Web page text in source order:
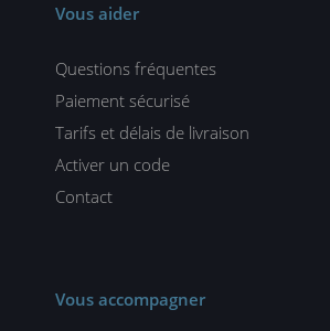
Vous aider
Questions fréquentes
Paiement sécurisé
Tarifs et délais de livraison
Activer un code
Contact
Vous accompagner